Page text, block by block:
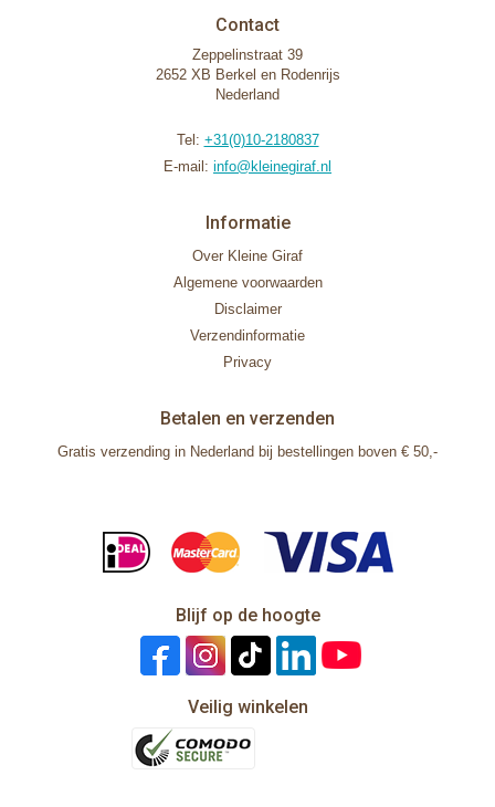
Contact
Zeppelinstraat 39
2652 XB Berkel en Rodenrijs
Nederland
Tel: +31(0)10-2180837
E-mail: info@kleinegiraf.nl
Informatie
Over Kleine Giraf
Algemene voorwaarden
Disclaimer
Verzendinformatie
Privacy
Betalen en verzenden
Gratis verzending in Nederland bij bestellingen boven € 50,-
Blijf op de hoogte
Veilig winkelen